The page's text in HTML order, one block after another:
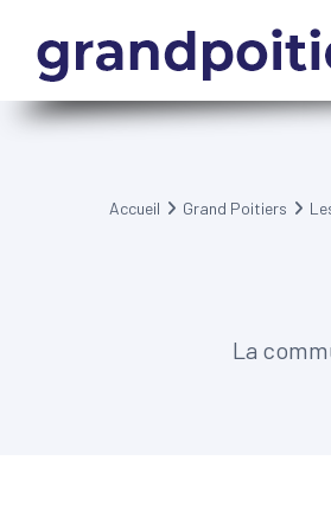
Accueil Grand Poitiers
La